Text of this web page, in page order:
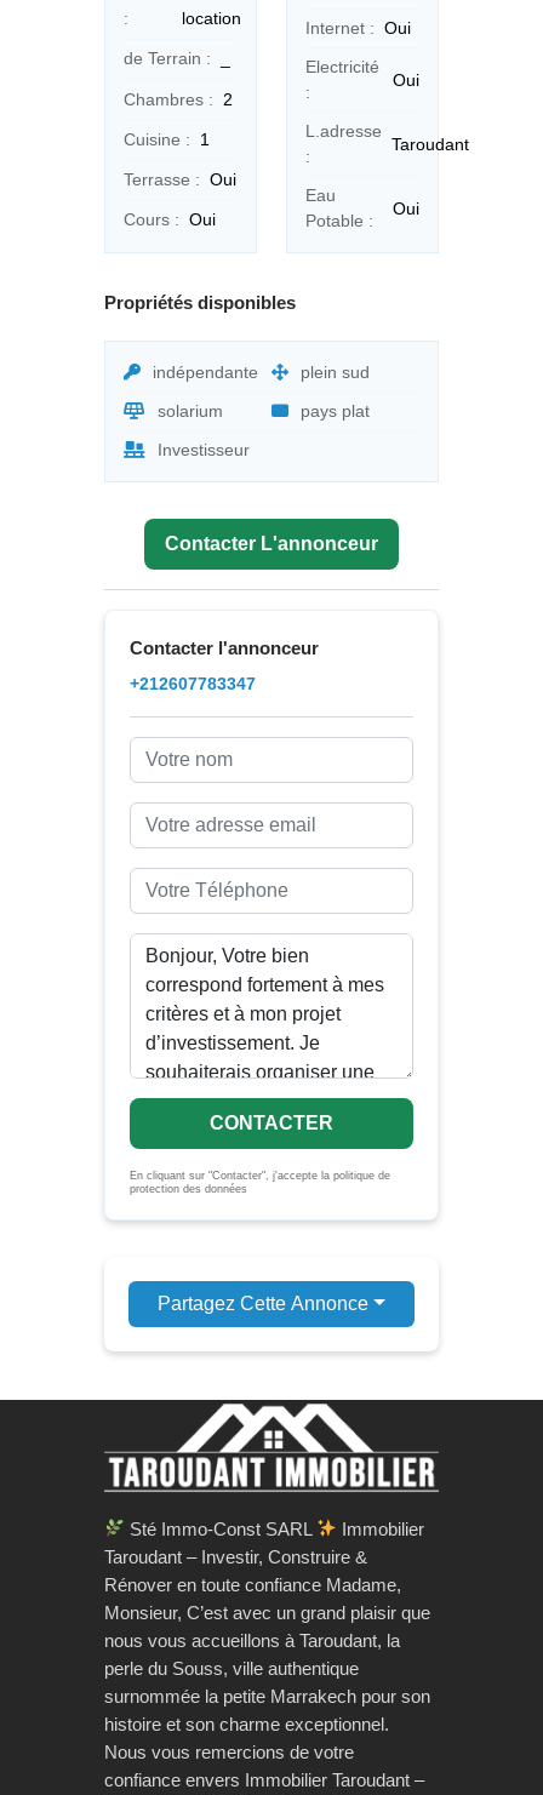
:
location
de Terrain :
Chambres : 2
Cuisine : 1
Terrasse : Oui
Cours : Oui
Internet : Oui
Electricité
:
Oui
L.adresse
:
Taroudant
Eau
Potable :
Oui
Propriétés disponibles
indépendante
plein sud
solarium
pays plat
Investisseur
Contacter L'annonceur
Contacter l'annonceur
+212607783347
CONTACTER
En cliquant sur "Contacter", j'accepte la politique de
protection des données
Partagez Cette Annonce
Sté Immo-Const SARL
Immobilier
Taroudant – Investir, Construire &
Rénover en toute confiance Madame,
Monsieur, C’est avec un grand plaisir que
nous vous accueillons à Taroudant, la
perle du Souss, ville authentique
surnommée la petite Marrakech pour son
histoire et son charme exceptionnel.
Nous vous remercions de votre
confiance envers Immobilier Taroudant –